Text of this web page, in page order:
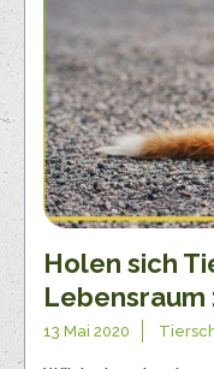
Holen sich
Lebensraum
13 Mai 2020